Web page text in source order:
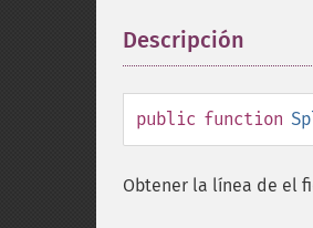
Descripción
public function
Obtener la línea de el